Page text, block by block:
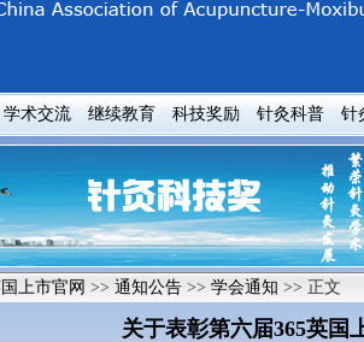
学术交流 继续教育 科技奖励 针灸科普 针
上市官网 >> 通知公告 >> 学会通知 >> 正文
关于表彰第六届365英国